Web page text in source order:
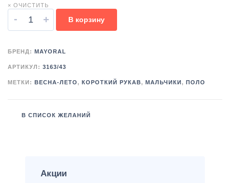
× ОЧИСТИТЬ
- + В корзину
БРЕНД: MAYORAL
АРТИКУЛ: 3163/43
МЕТКИ: ВЕСНА-ЛЕТО, КОРОТКИЙ РУКАВ, МАЛЬЧИКИ , ПОЛО
В СПИСОК ЖЕЛАНИЙ
Акции